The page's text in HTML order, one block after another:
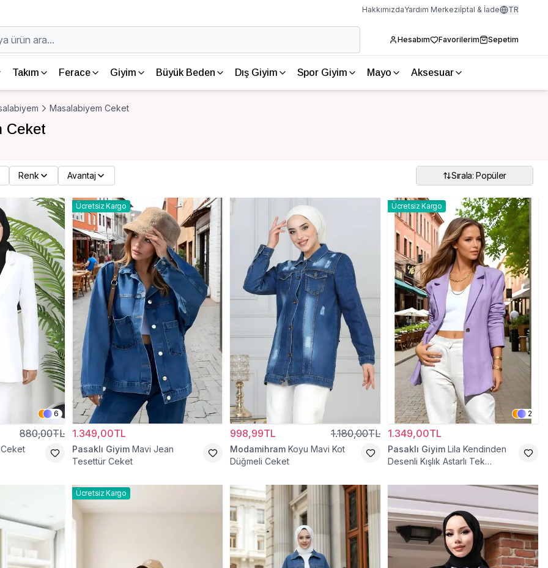
HakkımızdaYardım Merkeziİptal & İade TR
Hesabım Favorilerim Sepetim
Takım Ferace Giyim Büyük Beden Dış Giyim Spor Giyim Mayo Aksesuar
Masalabiyem Ceket
Ceket
Renk Avantaj Sırala: Popüler
6
880,00TL
Ücretsiz Kargo
1.349,00TL
Pasaklı Giyim Mavi Jean
Tesettür Ceket
998,99TL 1.180,00TL
Modamihram Koyu Mavi Kot
Düğmeli Ceket
Ücretsiz Kargo
2
1.349,00TL
Pasaklı Giyim Lila Kendinden
Desenli Kışlık Astarlı Tek
Ücretsiz Kargo